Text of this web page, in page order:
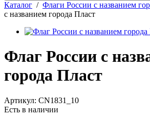
Каталог / Флаги России с названием
с названием города Пласт
Флаг России с
города Пласт
Артикул: CN1831_10
Есть в наличии